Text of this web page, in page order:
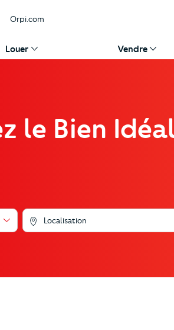
Orpi.com
Louer Vendre
le Bien
Localisation